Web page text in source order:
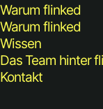
Warum flinked
Warum flinked
Wissen
Das Team hinter
Kontakt